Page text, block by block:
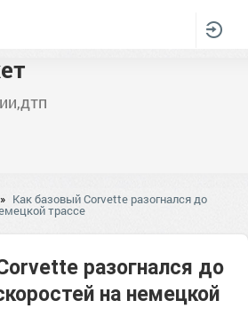
» Как базовый Corvette разогнался до
трассе
разогнался до
на немецкой